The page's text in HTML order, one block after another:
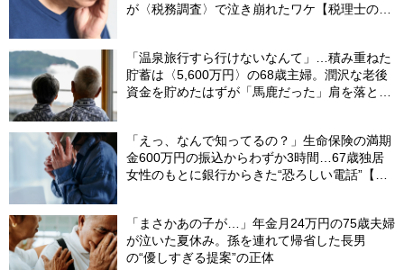
が〈税務調査〉で泣き崩れたワケ【税理士の助
「温泉旅行すら行けないなんて」…積み重ねた
貯蓄は〈5,600万円〉の68歳主婦。潤沢な老後
資金を貯めたはずが「馬鹿だった」肩を落とす
「えっ、なんで知ってるの？」生命保険の満期
金600万円の振込からわずか3時間…67歳独居
女性のもとに銀行からきた“恐ろしい電話”【FP
「まさかあの子が…」年金月24万円の75歳夫婦
が泣いた夏休み。孫を連れて帰省した長男
の“優しすぎる提案”の正体